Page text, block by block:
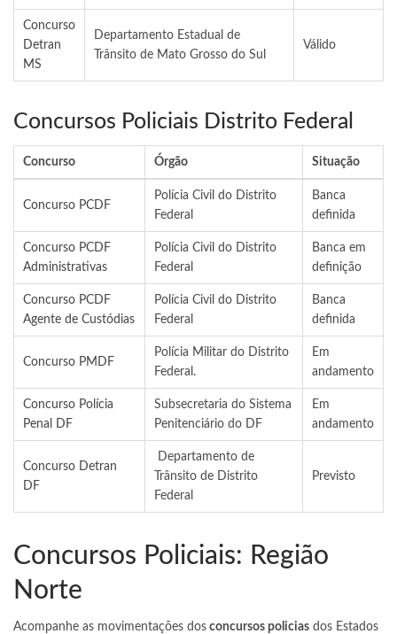
Concurso
Detran
MS
Departamento Estadual de
Trânsito de Mato Grosso do Sul
Válido
Concursos Policiais Distrito Federal
Concurso Órgão Situação
Concurso PCDF
Polícia Civil do Distrito
Federal
Banca
definida
Concurso PCDF
Administrativas
Polícia Civil do Distrito
Federal
Banca em
definição
Concurso PCDF
Agente de Custódias
Polícia Civil do Distrito
Federal
Banca
definida
Concurso PMDF
Polícia Militar do Distrito
Federal.
Em
andamento
Concurso Polícia
Penal DF
Subsecretaria do Sistema
Penitenciário do DF
Em
andamento
Concurso Detran
DF
Departamento de
Trânsito de Distrito
Federal
Previsto
Concursos Policiais: Região
Norte
Acompanhe as movimentações dos concursos policias dos Estados